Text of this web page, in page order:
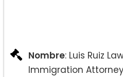
Nombre: Luis Ruiz
Immigration